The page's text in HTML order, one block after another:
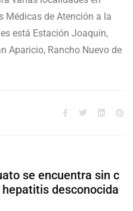
Médicas de Atención a la
está Estación Joaquín,
Aparicio, Rancho Nuevo de
se encuentra sin c
desconocida